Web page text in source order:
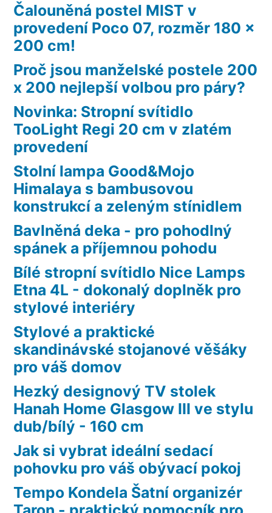
Čalouněná postel MIST v
provedení Poco 07, rozměr 180 x
200 cm!
Proč jsou manželské postele 200
x 200 nejlepší volbou pro páry?
Novinka: Stropní svítidlo
TooLight Regi 20 cm v zlatém
provedení
Stolní lampa Good&Mojo
Himalaya s bambusovou
konstrukcí a zeleným stínidlem
Bavlněná deka - pro pohodlný
spánek a příjemnou pohodu
Bílé stropní svítidlo Nice Lamps
Etna 4L - dokonalý doplněk pro
stylové interiéry
Stylové a praktické
skandinávské stojanové věšáky
pro váš domov
Hezký designový TV stolek
Hanah Home Glasgow III ve stylu
dub/bílý - 160 cm
Jak si vybrat ideální sedací
pohovku pro váš obývací pokoj
Tempo Kondela Šatní organizér